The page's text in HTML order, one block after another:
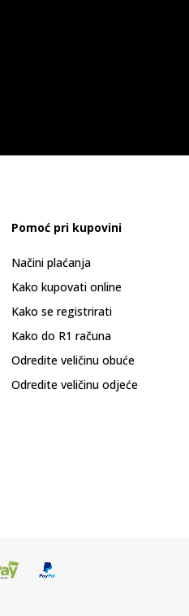
Pomoć pri kupovini
Načini plaćanja
Kako kupovati online
Kako se registrirati
Kako do R1 računa
Odredite veličinu obuće
Odredite veličinu odjeće